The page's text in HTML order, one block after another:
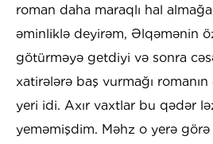
roman daha maraqlı hal almağa
əminliklə deyirəm, Əlqəmənin
götürməyə getdiyi və sonra
xatirələrə baş vurmağı
yeri idi. Axır vaxtlar bu qədər
yeməmişdim. Məhz o yerə